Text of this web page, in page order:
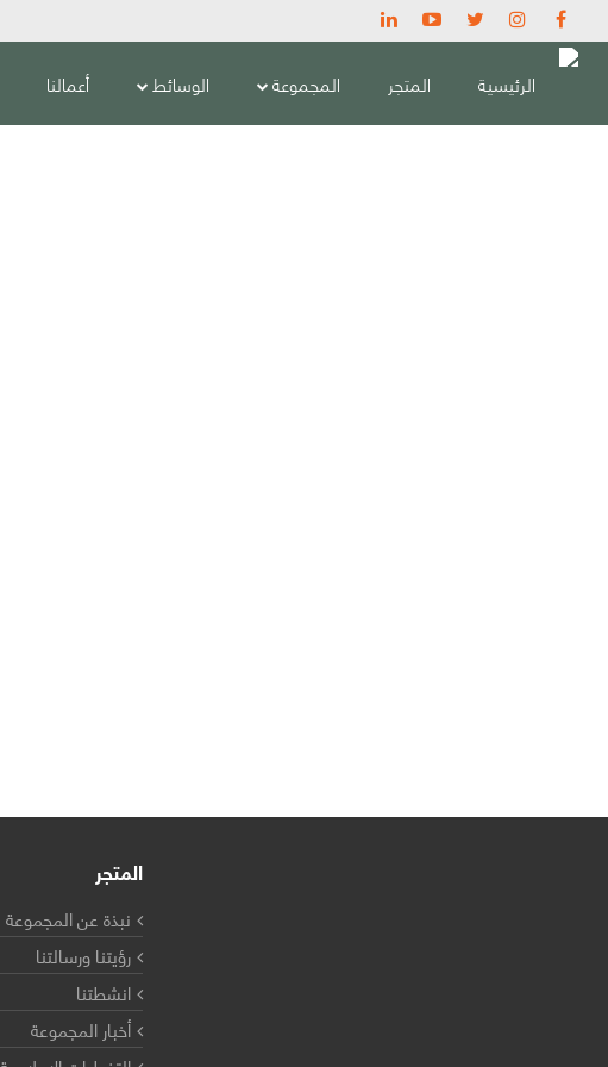
الرئيسية المتجر المجموعة الوسائط أعمالنا
المتجر
نبذة عن المجموعة
رؤيتنا ورسالتنا
انشطتنا
أخبار المجموعة